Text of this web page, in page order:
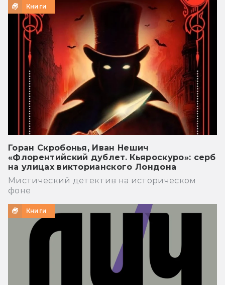
Книги
Горан Скробонья, Иван Нешич
«Флорентийский дублет. Кьяроскуро»: серб
на улицах викторианского Лондона
Мистический детектив на историческом
фоне
Книги